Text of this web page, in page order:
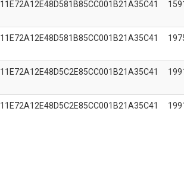
11E72A12E48D581B85CC001B21A35C41
11E72A12E48D581B85CC001B21A35C41
11E72A12E48D5C2E85CC001B21A35C41
11E72A12E48D5C2E85CC001B21A35C41